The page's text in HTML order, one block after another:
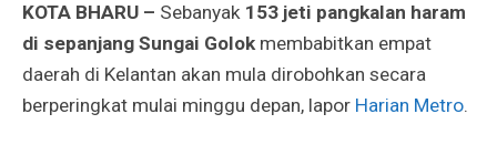
KOTA BHARU – Sebanyak 153 jeti pangkalan haram
di sepanjang Sungai Golokmembabitkan empat
daerah di Kelantan akan mula dirobohkan secara
berperingkat mulai minggu depan, lapor Harian Metro.